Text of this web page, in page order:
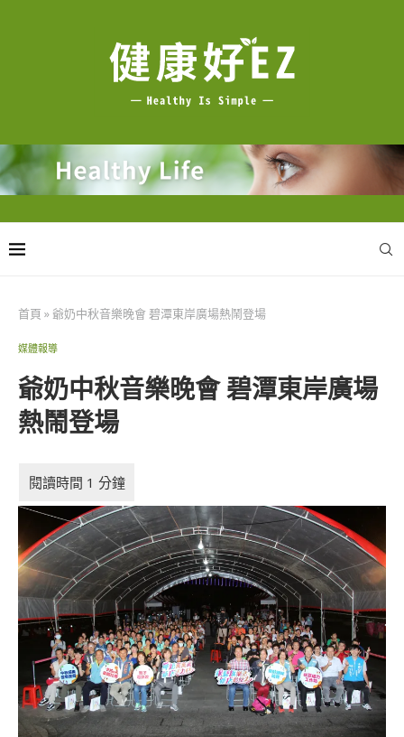
首頁 » 爺奶中秋音樂晚會 碧潭東岸廣場熱鬧登場
媒體報導
爺奶中秋音樂晚會 碧潭東岸廣場
熱鬧登場